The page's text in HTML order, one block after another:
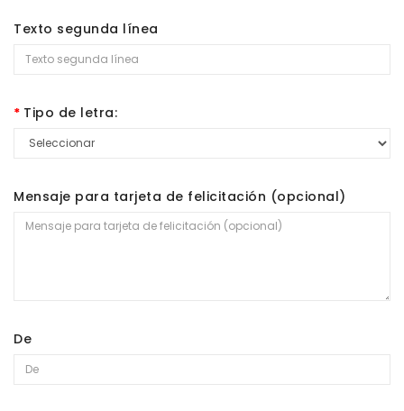
Texto segunda línea
Tipo de letra:
Mensaje para tarjeta de felicitación (opcional)
De